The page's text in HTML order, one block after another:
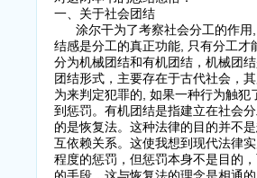
一、关于社会团结
涂尔干为了考察社会分工的作用,
结感是分工的真正功能, 只有分工
分为机械团结和有机团结，机械团
团结形式，主要存在于古代社会，
为来判定犯罪的, 如果一种行为触
到惩罚。有机团结是指建立在社会
的是恢复法。这种法律的目的并不
互依赖关系。这使我想到现代法律
程度的惩罚，但惩罚本身不是目的
的手段，这与恢复法的理念是相通